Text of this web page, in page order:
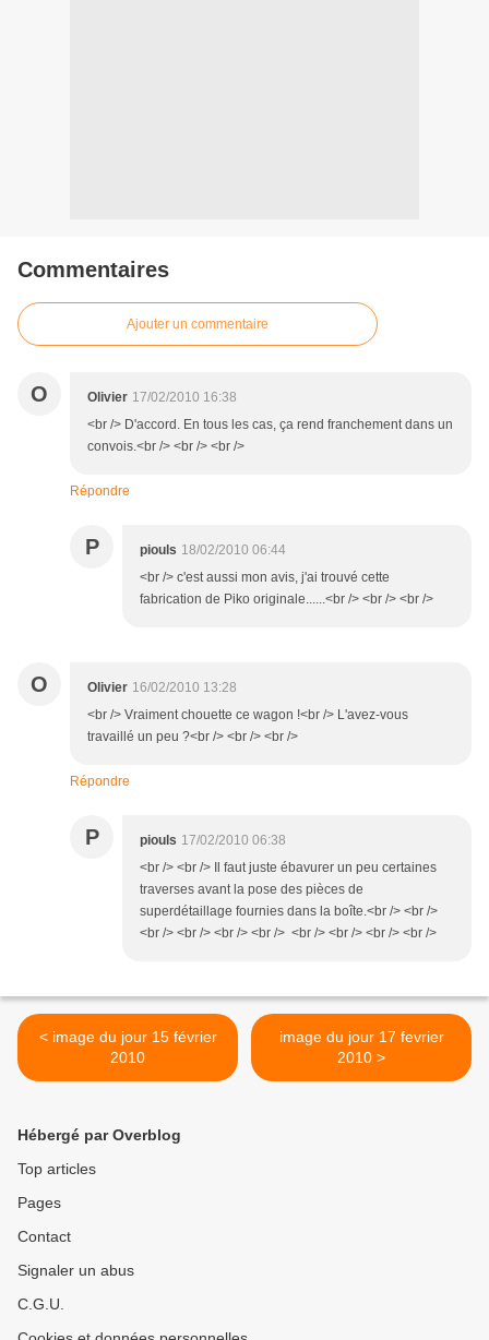
Commentaires
Ajouter un commentaire
O Olivier 17/02/2010 16:38
<br /> D'accord. En tous les cas, ça rend franchement dans un
convois.<br /> <br /> <br />
Répondre
P piouls 18/02/2010 06:44
<br /> c'est aussi mon avis, j'ai trouvé cette
fabrication de Piko originale......<br /> <br /> <br />
O Olivier 16/02/2010 13:28
<br /> Vraiment chouette ce wagon !<br /> L'avez-vous
travaillé un peu ?<br /> <br /> <br />
Répondre
P piouls 17/02/2010 06:38
<br /> <br /> Il faut juste ébavurer un peu certaines
traverses avant la pose des pièces de
superdétaillage fournies dans la boîte.<br /> <br />
<br /> <br /> <br /> <br /> <br /> <br /> <br /> <br />
< image du jour 15 février
2010
image du jour 17 fevrier
2010 >
Hébergé par Overblog
Top articles
Pages
Contact
Signaler un abus
C.G.U.